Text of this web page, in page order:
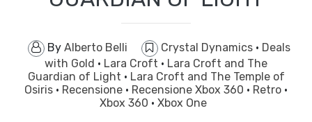
By Alberto Belli Crystal Dynamics · Deals
with Gold · Lara Croft · Lara Croft and The
Guardian of Light · Lara Croft and The Temple of
Osiris · Recensione · Recensione Xbox 360 · Retro ·
Xbox 360 · Xbox One